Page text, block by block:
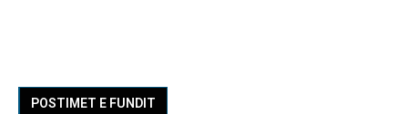
POSTIMET E FUNDIT